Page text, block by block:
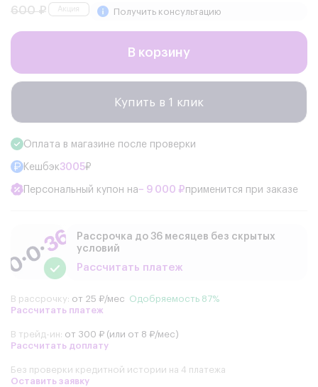
600 ₽ Получить консультацию
В корзину
Купить в 1 клик
Оплата в магазине после проверки
Кешбэк3005₽
Персональный купон на− 9 000 ₽применится при заказе
Рассрочка до 36 месяцев без скрытых
условий
Рассчитать платеж
В рассрочку: от 25 ₽/мес Одобряемость 87%
Рассчитать платеж
В трейд-ин: от 300 ₽ (или от 8 ₽/мес)
Рассчитать доплату
Без проверки кредитной истории на 4 платежа
Оставить заявку